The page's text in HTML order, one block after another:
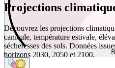
Projections
Découvrez les projections
canicule, température estivale,
sécheresses des sols. Données
horizons 2030, 2050 et 2100.